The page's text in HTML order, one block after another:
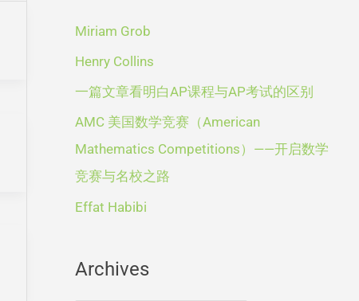
c
h
Miriam Grob
Henry Collins
一篇文章看明白AP课程与AP考试的区别
AMC 美国数学竞赛（American
Mathematics Competitions）——开启数学
竞赛与名校之路
Effat Habibi
Archives
e
s